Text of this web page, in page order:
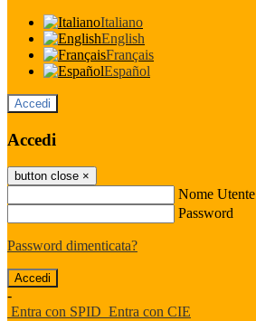
Italiano
English
Français
Español
Accedi
Accedi
button close ×
Nome Utente
Password
Password dimenticata?
-
Entra con SPID Entra con CIE